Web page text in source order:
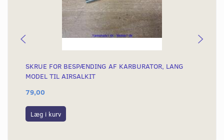
SKRUE FOR BESPÆNDING AF KARBURATOR, LANG
MODEL TIL AIRSALKIT
79,00
Læg i kurv